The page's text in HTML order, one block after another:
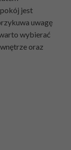
jest
uwagę
wybierać
oraz